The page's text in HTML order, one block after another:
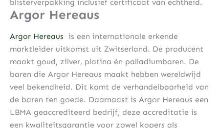
blisterverpakking inclusief certificaat van echtheid.
Argor Hereaus
Argor Hereaus is een internationale erkende
marktleider uitkomst uit Zwitserland. De producent
maakt goud, zilver, platina én palladiumbaren. De
baren die Argor Hereaus maakt hebben wereldwijd
veel bekendheid. Dit komt de verhandelbaarheid van
de baren ten goede. Daarnaast is Argor Hereaus een
LBMA geaccrediteerd bedrijf, deze accreditatie is
een kwaliteitsgarantie voor zowel kopers als